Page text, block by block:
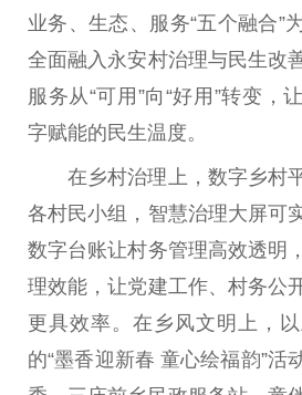
业务、生态、服务“五个融合”
全面融入永安村治理与民生改
服务从“可用”向“好用”转变，
字赋能的民生温度。
在乡村治理上，数字乡村
各村民小组，智慧治理大屏可
数字台账让村务管理高效透明
理效能，让党建工作、村务公
更具效率。在乡风文明上，
的“墨香迎新春 童心绘福韵”活